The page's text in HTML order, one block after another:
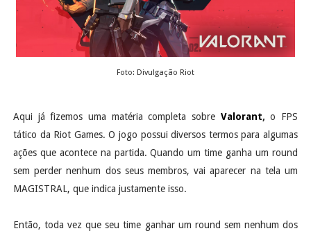
Foto: Divulgação Riot
Aqui já fizemos uma matéria completa sobre Valorant,o FPS
tático da Riot Games. O jogo possui diversos termos para algumas
ações que acontece na partida. Quando um time ganha um round
sem perder nenhum dos seus membros, vai aparecer na tela um
MAGISTRAL, que indica justamente isso.
Então, toda vez que seu time ganhar um round sem nenhum dos